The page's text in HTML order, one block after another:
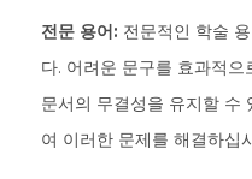
전문 용어: 전문적인 학술
다. 어려운 문구를 효과적
문서의 무결성을 유지할 수
여 이러한 문제를 해결하십